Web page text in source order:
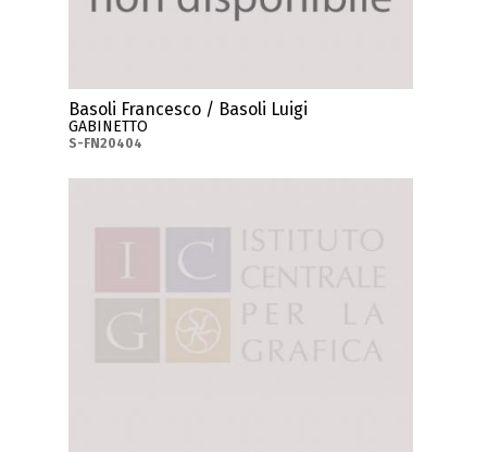
Basoli Francesco / Basoli Luigi
GABINETTO
S-FN20404